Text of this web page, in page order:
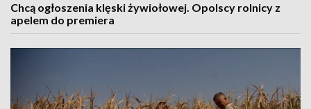
Chcą ogłoszenia klęski żywiołowej. Opolscy rolnicy z
apelem do premiera